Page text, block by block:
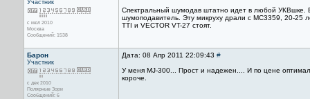
Участник
с июл 2010
Москва
Сообщений: 1538
Спектральный шумодав штатно идет в любой УКВшке.
шумоподавитель. Эту микруху драли с MC3359, 20-25
TTI и VECTOR VT-27 стоят.
Барон
Участник
с дек 2010
Полярные Зори
Сообщений: 6
Дата: 08 Апр 2011 22:09:43 #
У меня MJ-300... Прост и надежен.... И по цене
короче.